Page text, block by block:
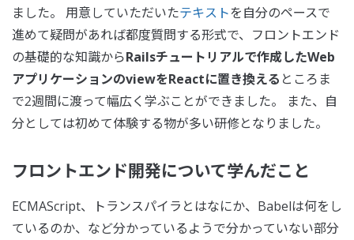
ました。 用意していただいたテキストを自分のペースで
進めて疑問があれば都度質問する形式で、フロントエンド
の基礎的な知識からRailsチュートリアルで作成したWeb
アプリケーションのviewをReactに置き換える ところま
で2週間に渡って幅広く学ぶことができました。 また、自
分としては初めて体験する物が多い研修となりました。
フロントエンド開発について学んだこと
ECMAScript、トランスパイラとはなにか、Babelは何をし
ているのか、など分かっているようで分かっていない部分